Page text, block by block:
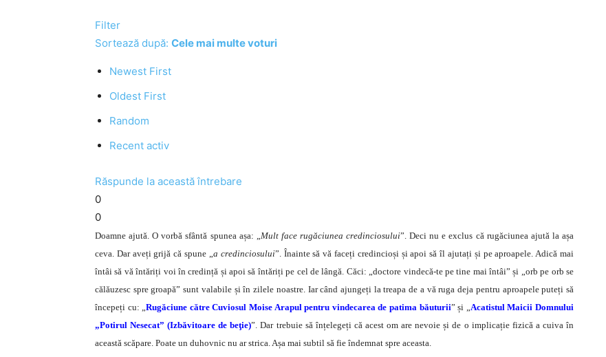
Filter
Sortează după: Cele mai multe voturi
Newest First
Oldest First
Random
Recent activ
Răspunde la această întrebare
0
0
Doamne ajută. O vorbă sfântă spunea așa: „Mult face rugăciunea credinciosului”. Deci nu e exclus că rugăciunea ajută la așa
ceva. Dar aveți grijă că spune „a credinciosului”. Înainte să vă faceți credincioși și apoi să îl ajutați și pe aproapele. Adică mai
întâi să vă întăriți voi în credință și apoi să întăriți pe cel de lângă. Căci: „doctore vindecă-te pe tine mai întâi” și „orb pe orb se
călăuzesc spre groapă” sunt valabile și în zilele noastre. Iar când ajungeți la treapa de a vă ruga deja pentru aproapele puteți să
începeți cu: „Rugăciune către Cuviosul Moise Arapul pentru vindecarea de patima băuturii” și „Acatistul Maicii Domnului
„Potirul Nesecat” (Izbăvitoare de beţie)”. Dar trebuie să înțelegeți că acest om are nevoie și de o implicație fizică a cuiva în
această scăpare. Poate un duhovnic nu ar strica. Așa mai subtil să fie îndemnat spre aceasta.